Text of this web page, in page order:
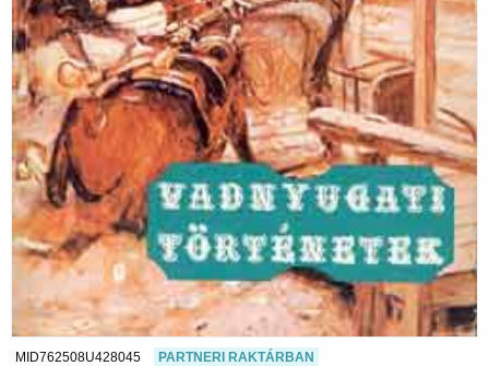
MID762508U428045 PARTNERI RAKTÁRBAN